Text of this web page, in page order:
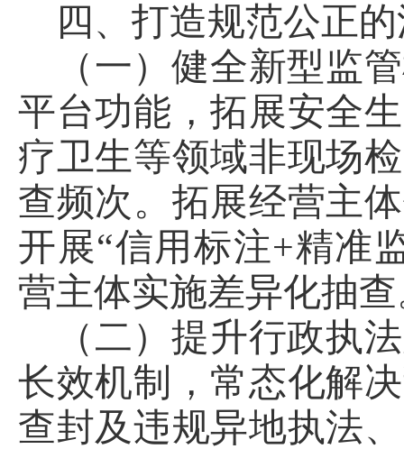
四、打造规范公正
（一）健全新型监
平台功能，拓展安全
疗卫生等领域非现场
查频次。拓展经营主
开展“信用标注+精准
营主体实施差异化抽
（二）提升行政执
长效机制，常态化解
查封及违规异地执法